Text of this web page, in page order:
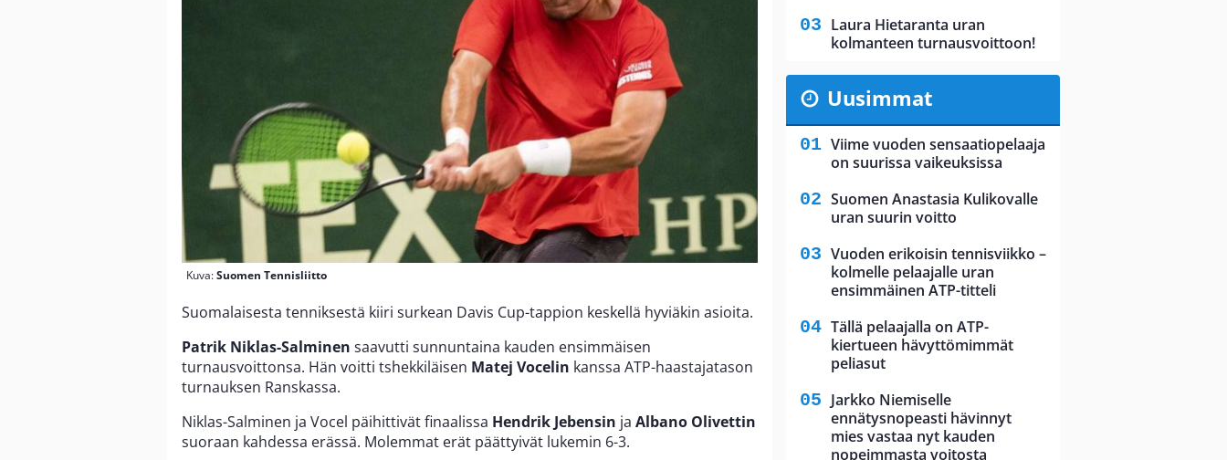
Kuva:Suomen Tennisliitto
Suomalaisesta tenniksestä kiiri surkean Davis Cup-tappion keskellä hyviäkin asioita.
Patrik Niklas-Salminen saavutti sunnuntaina kauden ensimmäisen
turnausvoittonsa. Hän voitti tshekkiläisen Matej Vocelin kanssa ATP-haastajatason
turnauksen Ranskassa.
Niklas-Salminen ja Vocel päihittivät finaalissa Hendrik Jebensin ja Albano Olivettin
suoraan kahdessa erässä. Molemmat erät päättyivät lukemin 6-3.
Laura Hietaranta uran
kolmanteen turnausvoittoon!
Uusimmat
Viime vuoden sensaatiopelaaja
on suurissa vaikeuksissa
Suomen Anastasia Kulikovalle
uran suurin voitto
Vuoden erikoisin tennisviikko –
kolmelle pelaajalle uran
ensimmäinen ATP-titteli
Tällä pelaajalla on ATP-
kiertueen hävyttömimmät
peliasut
Jarkko Niemiselle
ennätysnopeasti hävinnyt
mies vastaa nyt kauden
nopeimmasta voitosta